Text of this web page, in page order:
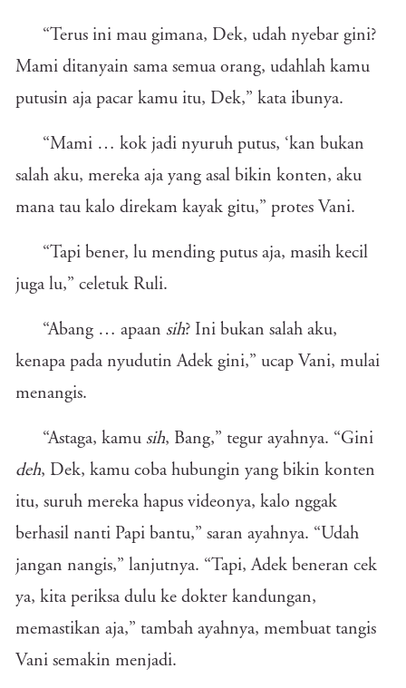
“Terus ini mau gimana, Dek, udah nyebar gini?
Mami ditanyain sama semua orang, udahlah kamu
putusin aja pacar kamu itu, Dek,” kata ibunya.
“Mami … kok jadi nyuruh putus, ‘kan bukan
salah aku, mereka aja yang asal bikin konten, aku
mana tau kalo direkam kayak gitu,” protes Vani.
“Tapi bener, lu mending putus aja, masih kecil
juga lu,” celetuk Ruli.
“Abang … apaan sih? Ini bukan salah aku,
kenapa pada nyudutin Adek gini,” ucap Vani, mulai
menangis.
“Astaga, kamu sih, Bang,” tegur ayahnya. “Gini
deh, Dek, kamu coba hubungin yang bikin konten
itu, suruh mereka hapus videonya, kalo nggak
berhasil nanti Papi bantu,” saran ayahnya. “Udah
jangan nangis,” lanjutnya. “Tapi, Adek beneran cek
ya, kita periksa dulu ke dokter kandungan,
memastikan aja,” tambah ayahnya, membuat tangis
Vani semakin menjadi.